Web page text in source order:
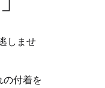
しませ
付着を